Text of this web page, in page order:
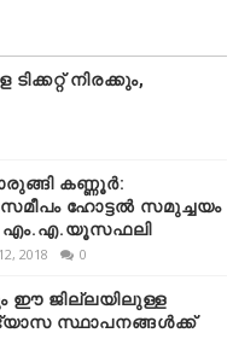
നിരക്കും,
കണ്ണൂർ:
സമീപം ഹോട്ടൽ സമുച്ചയം
എം.എ.യൂസഫലി
2018 0
ഈ ജില്ലയിലുള്ള
സ്ഥാപനങ്ങൾക്ക്